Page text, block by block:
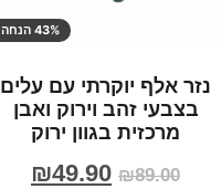
43% הנחה
נזר אלף יוקרתי עם עלים
בצבעי זהב וירוק ואבן
מרכזית בגוון ירוק
₪89.00
₪49.90